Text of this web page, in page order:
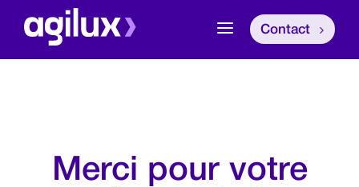
a Contact
Merci pour votre